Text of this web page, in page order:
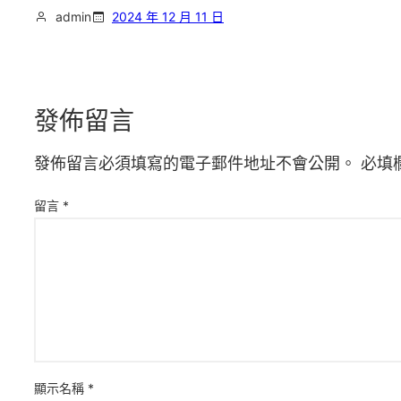
admin 2024 年 12 月 11 日
發佈留言
發佈留言必須填寫的電子郵件地址不會公開。 必填
留言 *
顯示名稱 *